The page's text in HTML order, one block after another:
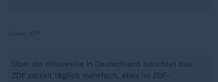
Über die Hitzewelle in Deutschland berichtet das
ZDF zurzeit täglich mehrfach, etwa im ZDF-